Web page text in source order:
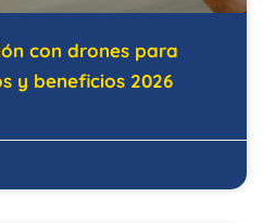
con drones para
y beneficios 2026